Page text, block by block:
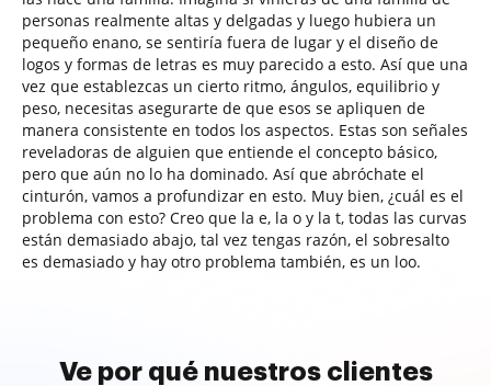
personas realmente altas y delgadas y luego hubiera un
pequeño enano, se sentiría fuera de lugar y el diseño de
logos y formas de letras es muy parecido a esto. Así que una
vez que establezcas un cierto ritmo, ángulos, equilibrio y
peso, necesitas asegurarte de que esos se apliquen de
manera consistente en todos los aspectos. Estas son señales
reveladoras de alguien que entiende el concepto básico,
pero que aún no lo ha dominado. Así que abróchate el
cinturón, vamos a profundizar en esto. Muy bien, ¿cuál es el
problema con esto? Creo que la e, la o y la t, todas las curvas
están demasiado abajo, tal vez tengas razón, el sobresalto
es demasiado y hay otro problema también, es un loo.
Ve por qué nuestros clientes